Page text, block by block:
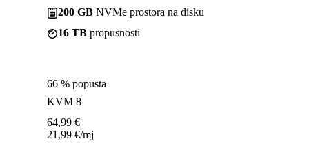
200 GB NVMe prostora na disku
16 TB propusnosti
66 % popusta
KVM 8
64,99 €
21,99 €/mj